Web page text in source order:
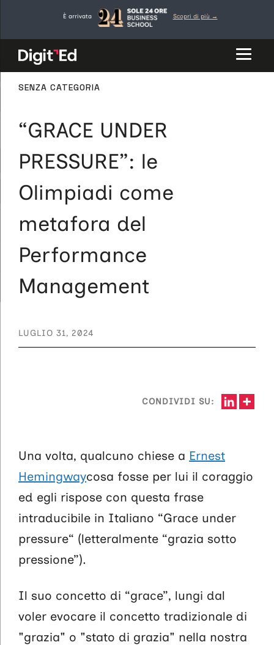
contenuto
È arrivata Scopri di più →
CATEGORIE
SENZA CATEGORIA
“GRACE UNDER
PRESSURE”: le
Olimpiadi come
metafora del
Performance
Management
LUGLIO 31, 2024
CONDIVIDI SU:
Una volta, qualcuno chiese a Ernest
Hemingwaycosa fosse per lui il coraggio
ed egli rispose con questa frase
intraducibile in Italiano “Grace under
pressure“ (letteralmente “grazia sotto
pressione”).
Il suo concetto di “grace”, lungi dal
voler evocare il concetto tradizionale di
"grazia" o "stato di grazia" nella nostra